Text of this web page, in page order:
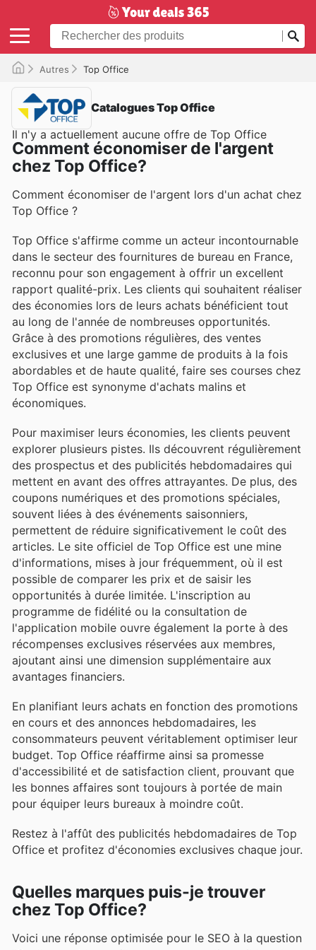
Autres Top Office
Catalogues Top Office
Il n'y a actuellement aucune offre de Top Office
Comment économiser de l'argent
chez Top Office?
Comment économiser de l'argent lors d'un achat chez
Top Office ?
Top Office s'affirme comme un acteur incontournable
dans le secteur des fournitures de bureau en France,
reconnu pour son engagement à offrir un excellent
rapport qualité-prix. Les clients qui souhaitent réaliser
des économies lors de leurs achats bénéficient tout
au long de l'année de nombreuses opportunités.
Grâce à des promotions régulières, des ventes
exclusives et une large gamme de produits à la fois
abordables et de haute qualité, faire ses courses chez
Top Office est synonyme d'achats malins et
économiques.
Pour maximiser leurs économies, les clients peuvent
explorer plusieurs pistes. Ils découvrent régulièrement
des prospectus et des publicités hebdomadaires qui
mettent en avant des offres attrayantes. De plus, des
coupons numériques et des promotions spéciales,
souvent liées à des événements saisonniers,
permettent de réduire significativement le coût des
articles. Le site officiel de Top Office est une mine
d'informations, mises à jour fréquemment, où il est
possible de comparer les prix et de saisir les
opportunités à durée limitée. L'inscription au
programme de fidélité ou la consultation de
l'application mobile ouvre également la porte à des
récompenses exclusives réservées aux membres,
ajoutant ainsi une dimension supplémentaire aux
avantages financiers.
En planifiant leurs achats en fonction des promotions
en cours et des annonces hebdomadaires, les
consommateurs peuvent véritablement optimiser leur
budget. Top Office réaffirme ainsi sa promesse
d'accessibilité et de satisfaction client, prouvant que
les bonnes affaires sont toujours à portée de main
pour équiper leurs bureaux à moindre coût.
Restez à l'affût des publicités hebdomadaires de Top
Office et profitez d'économies exclusives chaque jour.
Quelles marques puis-je trouver
chez Top Office?
Voici une réponse optimisée pour le SEO à la question